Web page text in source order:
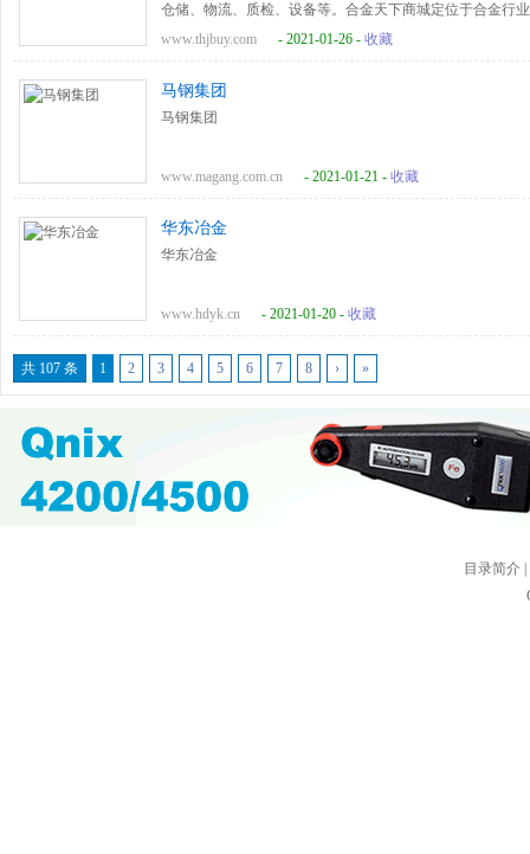
仓储、物流、质检、设备等。合金天下商城定位于合金行
硅锰金属锰电子商务平台。炉料在线采购。炉料在线销售。
www.thjbuy.com - 2021-01-26 - 收藏
马钢集团
马钢集团
www.magang.com.cn - 2021-01-21 - 收藏
华东冶金
华东冶金
www.hdyk.cn - 2021-01-20 - 收藏
共 107 条 1 2 3 4 5 6 7 8 › »
目录简介